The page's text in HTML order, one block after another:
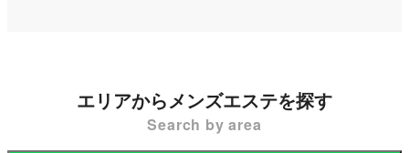
そんな高松には、地域住民や訪れる観光客の癒しを
エリアからメンズエステを探す
Search by area